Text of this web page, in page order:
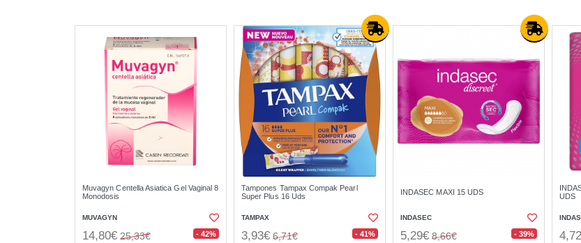
Muvagyn Centella Asiatica Gel Vaginal 8
Monodosis
MUVAGYN
14,80€ 25,33€ - 42%
Tampones Tampax Compak Pearl
Super Plus 16 Uds
TAMPAX
3,93€ 6,71€ - 41%
INDASEC MAXI 15 UDS
INDASEC
5,29€ 8,66€ - 39%
UDS